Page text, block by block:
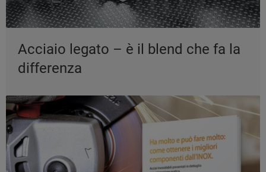
Acciaio legato – è il blend che fa la
differenza